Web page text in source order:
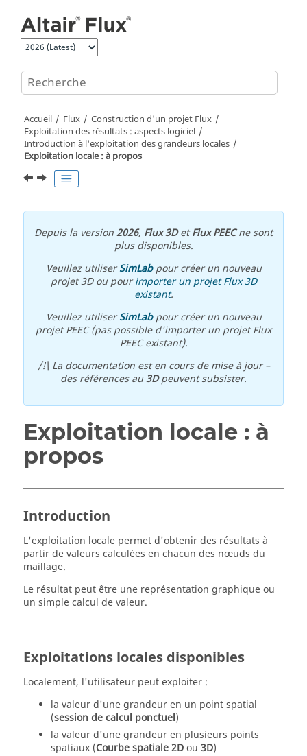
Accueil Flux
Construction d'un projet Flux
Exploitation des résultats : aspects logiciel
Introduction à l'exploitation des grandeurs locales
Exploitation locale : à propos
Depuis la version2026, Flux 3DetFlux PEECne sont
plus disponibles.
Veuillez utiliserSimLabpour créer un nouveau
projet 3D ou pourimporter un projet Flux 3D
existant.
Veuillez utiliserSimLabpour créer un nouveau
projet PEEC (pas possible d'importer un projet Flux
PEEC existant).
/!\ La documentation est en cours de mise à jour –
des références au3Dpeuvent subsister.
Exploitation locale : à
propos
Introduction
L'exploitation locale permet d'obtenir des résultats à
partir de valeurs calculées en chacun des nœuds du
maillage.
Le résultat peut être une représentation graphique ou
un simple calcul de valeur.
Exploitations locales disponibles
Localement, l'utilisateur peut exploiter :
la valeur d'une grandeur en un point spatial
(session de calcul ponctuel)
la valeur d'une grandeur en plusieurs points
spatiaux (Courbe spatiale 2Dou 3D)